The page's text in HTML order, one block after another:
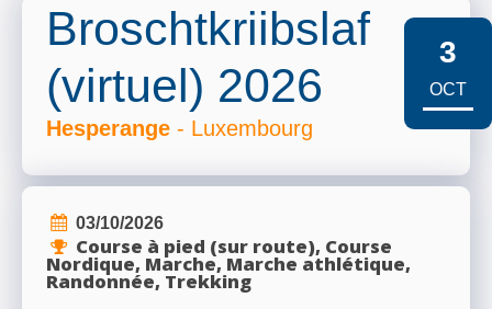
INSCRIPTIONS
RÉSULTATS
PHOTOS/VIDÉOS
Broschtkriibslaf
(virtuel) 2026
Hesperange - Luxembourg
3
OCT
03/10/2026
Course à pied (sur route), Course
Nordique, Marche, Marche athlétique,
Randonnée, Trekking